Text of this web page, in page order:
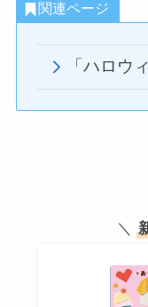
関連ページ
「ハロウ
＼